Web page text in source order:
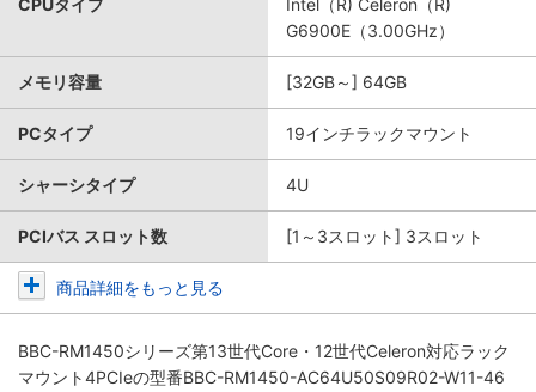
CPUタイプ
Intel（R) Celeron（R)
G6900E（3.00GHz）
メモリ容量 [32GB～] 64GB
PCタイプ 19インチラックマウント
シャーシタイプ 4U
PCIバス スロット数 [1～3スロット] 3スロット
商品詳細をもっと見る
BBC-RM1450シリーズ第13世代Core・12世代Celeron対応ラック
マウント4PCIeの型番BBC-RM1450-AC64U50S09R02-W11-46